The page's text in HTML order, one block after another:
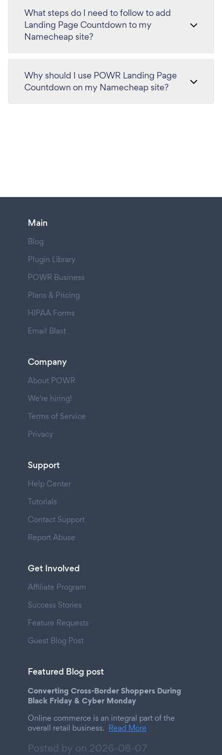
What steps do I need to follow to add
Landing Page Countdown to my
Namecheap site?
Why should I use POWR Landing Page
Countdown on my Namecheap site?
Main
Blog
Plugin Library
POWR Business
Plans & Pricing
HIPAA Forms
Email Blast
Company
About POWR
We're hiring!
Terms of Service
Privacy
Support
Help Center
Tutorials
Contact Support
Report Abuse
Get Involved
Affiliate Program
Success Stories
Feature Requests
Guest Blog Post
Featured Blog post
Converting Cross-Border Shoppers During
Black Friday & Cyber Monday
Online commerce is an integral part of the
overall retail business. Read More
Posted by on 2026-08-07